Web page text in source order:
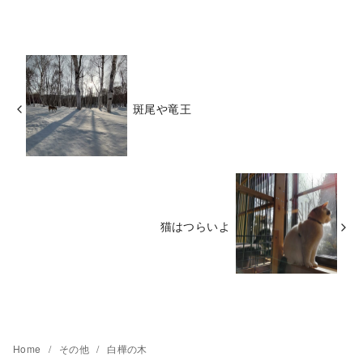
斑尾や竜王
猫はつらいよ
Home その他 白樺の木